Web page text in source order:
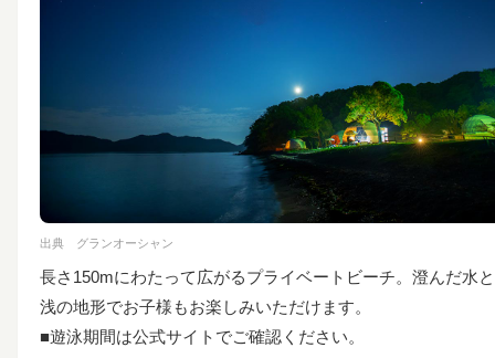
出典 グランオーシャン
長さ150mにわたって広がるプライベートビーチ。 澄んだ水
浅の地形でお子様もお楽しみいただけます。
■遊泳期間は公式サイトでご確認ください。